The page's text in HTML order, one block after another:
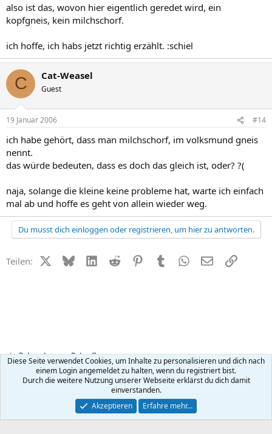
also ist das, wovon hier eigentlich geredet wird, ein
kopfgneis, kein milchschorf.
ich hoffe, ich habs jetzt richtig erzählt. :schiel
C Cat-Weasel
Guest
19 Januar 2006 #14
ich habe gehört, dass man milchschorf, im volksmund gneis
nennt.
das würde bedeuten, dass es doch das gleich ist, oder? ?(
naja, solange die kleine keine probleme hat, warte ich einfach
mal ab und hoffe es geht von allein wieder weg.
Du musst dich einloggen oder registrieren, um hier zu antworten.
Teilen: X (Twitter)
BlueskyLinkedIn
Reddit PinterestTumblr WhatsApp
E-MailLink
Babynahrung + Babypflege
Kontakt Nutzungsbedingungen Datenschutz Hilfe
R
Community platform by XenForo ® © 2010-2026 XenForo Ltd.
Diese Seite verwendet Cookies, um Inhalte zu personalisieren und dich nach
einem Login angemeldet zu halten, wenn du registriert bist.
Durch die weitere Nutzung unserer Webseite erklärst du dich damit
einverstanden.
Akzeptieren
Erfahre mehr…